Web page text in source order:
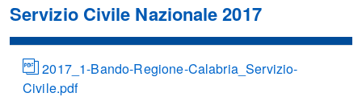
Servizio Civile Nazionale 2017
2017_1-Bando-Regione-Calabria_Servizio-
Civile.pdf